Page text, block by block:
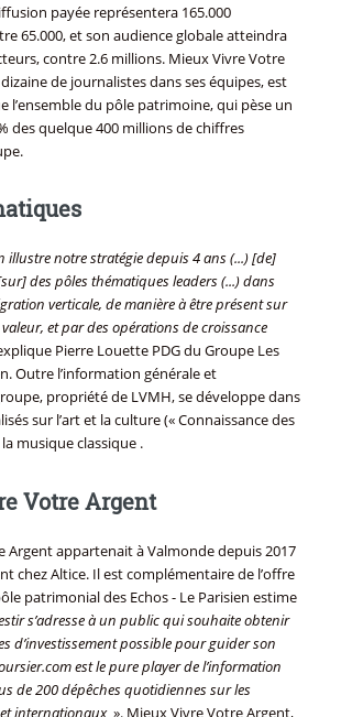
payée représentera 165.000
65.000, et son audience globale atteindra
contre 2.6 millions. Mieux Vivre Votre
de journalistes dans ses équipes, est
l’ensemble du pôle patrimoine, qui pèse un
des quelque 400 millions de chiffres
illustre notre stratégie depuis 4 ans (...) [de]
des pôles thématiques leaders (...) dans
verticale, de manière à être présent sur
et par des opérations de croissance
Pierre Louette PDG du Groupe Les
Outre l’information générale et
propriété de LVMH, se développe dans
sur l’art et la culture (« Connaissance des
musique classique .
Votre Argent
Argent appartenait à Valmonde depuis 2017
chez Altice. Il est complémentaire de l’offre
patrimonial des Echos - Le Parisien estime
s’adresse à un public qui souhaite obtenir
d’investissement possible pour guider son
est le pure player de l’information
de 200 dépêches quotidiennes sur les
internationaux ». Mieux Vivre Votre Argent,